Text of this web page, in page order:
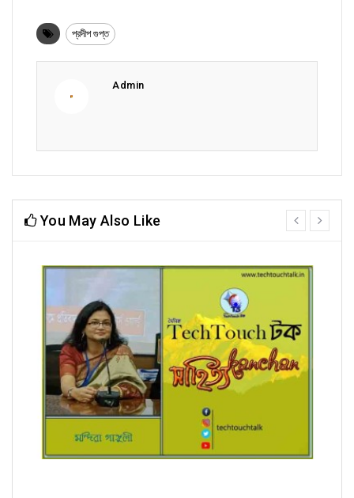
প্রদীপ গুপ্ত
Admin
You May Also Like
prev